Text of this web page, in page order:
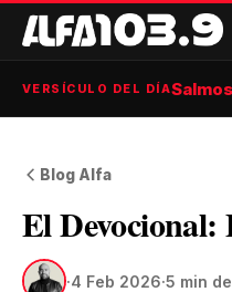
VERSÍCULO DEL DÍASalmos
Blog Alfa
El Devocional:
·4 Feb 2026·5 min